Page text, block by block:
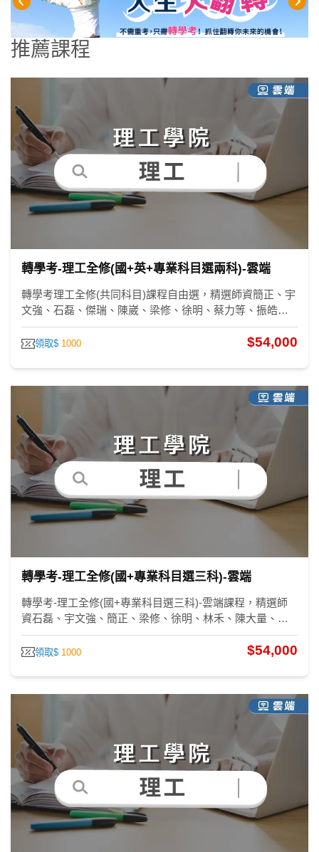
推薦課程
轉學考-理工全修(國+英+專業科目選兩科)-雲端
轉學考理工全修(共同科目)課程自由選，精選師資簡正、宇
文強、石磊、傑瑞、陳崴、梁修、徐明、蔡力等、振皓、
陳大量、林禾、劉逸、張逸、潘奕、洪瑄、張翔、張璇、
林碩、王強、林緯、周易，助您考上第一志願。
領取$ 1000 $54,000
轉學考-理工全修(國+專業科目選三科)-雲端
轉學考-理工全修(國+專業科目選三科)-雲端課程，精選師
資石磊、宇文強、簡正、梁修、徐明、林禾、陳大量、振
皓、蔡力等、劉逸、張逸、潘奕、洪瑄、林碩、張璇、張
翔、王強、林緯、周易，助您考上第一志願。
領取$ 1000 $54,000